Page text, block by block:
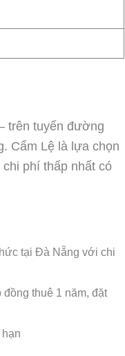
trên tuyến đường
Cẩm Lệ là lựa chọn
phí thấp nhất có
tại Đà Nẵng với chi
thuê 1 năm, đặt